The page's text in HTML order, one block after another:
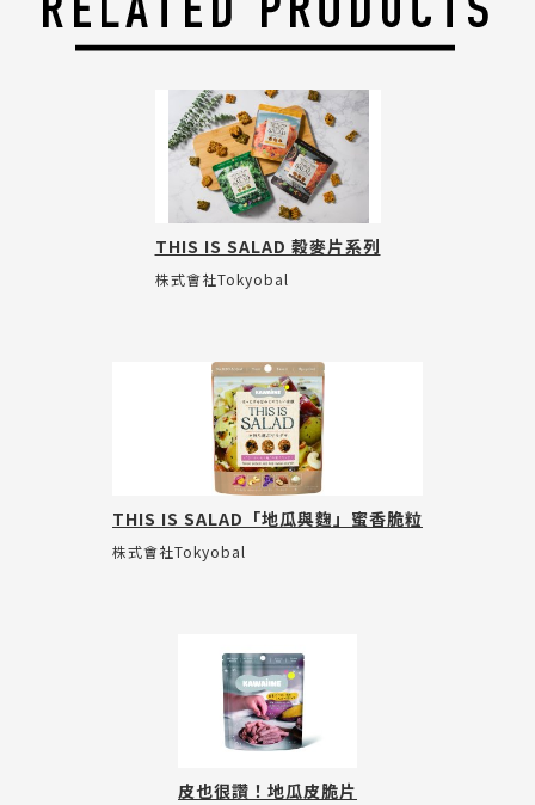
THIS IS SALAD 穀麥片系列
株式會社Tokyobal
THIS IS SALAD「地瓜與麴」蜜香脆粒
株式會社Tokyobal
皮也很讚！地瓜皮脆片